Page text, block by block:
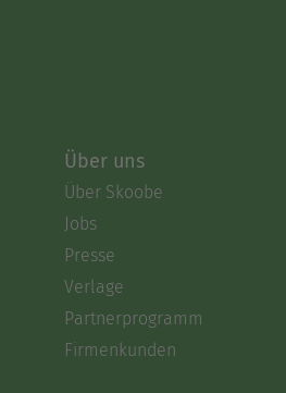
Über uns
Über Skoobe
Jobs
Presse
Verlage
Partnerprogramm
Firmenkunden